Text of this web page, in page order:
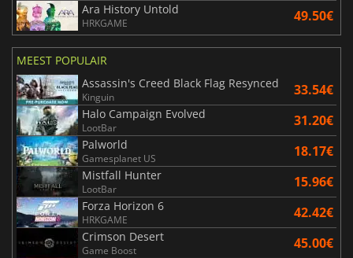
Ara History Untold
HRKGAME 49.50€
MEEST POPULAIR
Assassin's Creed Black Flag Resynced
Kinguin 33.54€
Halo Campaign Evolved
LootBar 31.20€
Palworld
Gamesplanet US 18.17€
Mistfall Hunter
LootBar 15.96€
Forza Horizon 6
HRKGAME 42.42€
Crimson Desert
Game Boost 45.00€